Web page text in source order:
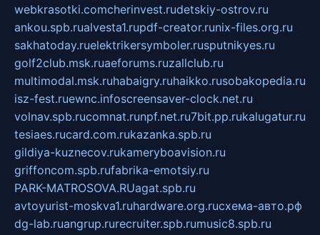
webkrasotki.comcherinvest.rudetskiy-ostrov.ru
ankou.spb.rualvesta1.rupdf-creator.runix-files.org.ru
sakhatoday.ruelektrikersymboler.rusputnikyes.ru
golf2club.msk.ruaeforums.ruzallclub.ru
multimodal.msk.ruhabaigry.ruhaikko.rusobakopedia.ru
isz-fest.ruewnc.infoscreensaver-clock.net.ru
volnav.spb.rucomnat.runpf.net.ru7bit.pp.rukalugatur.ru
tesiaes.rucard.com.rukazanka.spb.ru
gildiya-kuznecov.rukameryboavision.ru
griffoncom.spb.rufabrika-emotsiy.ru
PARK-MATROSOVA.RUagat.spb.ru
avtoyurist-moskva1.ruhardware.org.ruсхема-авто.рф
dg-lab.ruangrup.rurecruiter.spb.rumusic8.spb.ru